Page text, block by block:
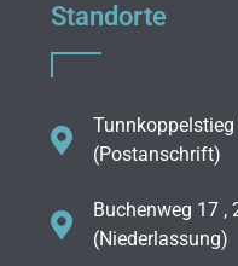
Standorte
(Postanschrift)
Buchenweg 17 ,
(Niederlassung)